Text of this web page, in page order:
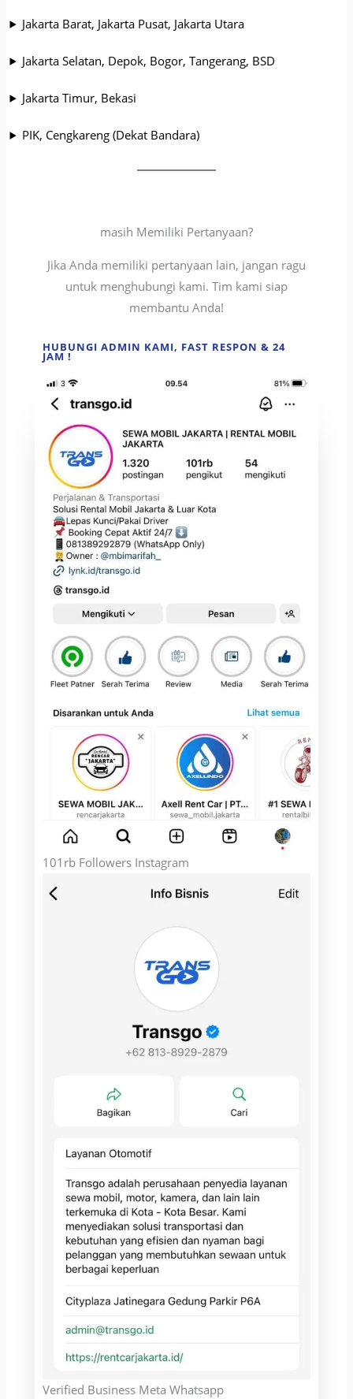
Jakarta Barat, Jakarta Pusat, Jakarta Utara
Jakarta Selatan, Depok, Bogor, Tangerang, BSD
Jakarta Timur, Bekasi
PIK, Cengkareng (Dekat Bandara)
masih Memiliki Pertanyaan?
Jika Anda memiliki pertanyaan lain, jangan ragu
untuk menghubungi kami. Tim kami siap
membantu Anda!
HUBUNGI ADMIN KAMI, FAST RESPON & 24
JAM !
101rb Followers Instagram
Verified Business Meta Whatsapp